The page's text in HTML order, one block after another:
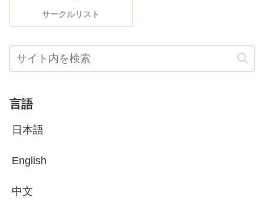
サークルリスト
言語
日本語
English
中文